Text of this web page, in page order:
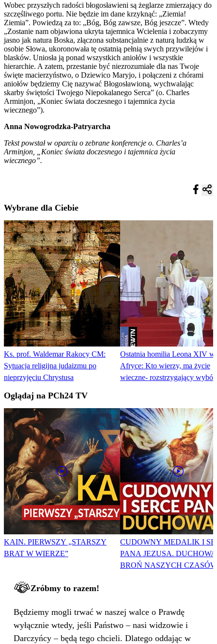
Wobec przyszłych radości błogosławieni są żeglarze zmierzający do
szczęśliwego portu. Nie będzie im dane krzyknąć: „Ziemia!
Ziemia”. Powiedzą za to: „Bóg, Bóg zawsze, Bóg jeszcze”. Wtedy
„Zostanie nam objawiona ukryta tajemnica Wcielenia i zobaczymy
jasno jak natura Boska, złączona substancjalnie z naturą ludzką w
osobie Słowa, ukoronowała tę ostatnią pełnią swych przywilejów i
blasków. Uniosła ją ponad wszystkich aniołów i wszystkie
hierarchie. A zatem, przestanie być niezrozumiałe dla nas Twoje
święte macierzyństwo, o Dziewico Maryjo, i połączeni z chórami
aniołów będziemy Cię nazywać Błogosławioną, wychwalając
skarby świętości Twojego Niepokalanego Serca” (o. Charles
Arminjon, „Koniec świata doczesnego i tajemnica życia
wiecznego”).
Anna Nowogrodzka-Patryarcha
Tekst powstał w oparciu o zebrane konferencje o. Charles’a
Arminjon, „Koniec świata doczesnego i tajemnica życia
wiecznego”.
Wybrane dla Ciebie
Ks. prof. Waldemar Rakocy CM:
Sytuacja religijna judaizmu po
nieprzyjęciu Chrystusa
Ostatnia homilia Leona XIV w
Afryce: Kto wierzy, ma życie
wieczne- rozstrzygający wybór
Oglądaj na PCh24 TV
KAIN. PIERWSZY „STARSZY
BRAT W WIERZE”
CUDOWNY MEDALIK I
PANA JEZUSA. DUCHOWA
BROŃ NASZYCH
Zróbmy to razem!
Będziemy mogli trwać w naszej walce o Prawdę
wyłącznie wtedy, jeśli Państwo – nasi widzowie i
Darczyńcy – będą tego chcieli. Dlatego oddając w